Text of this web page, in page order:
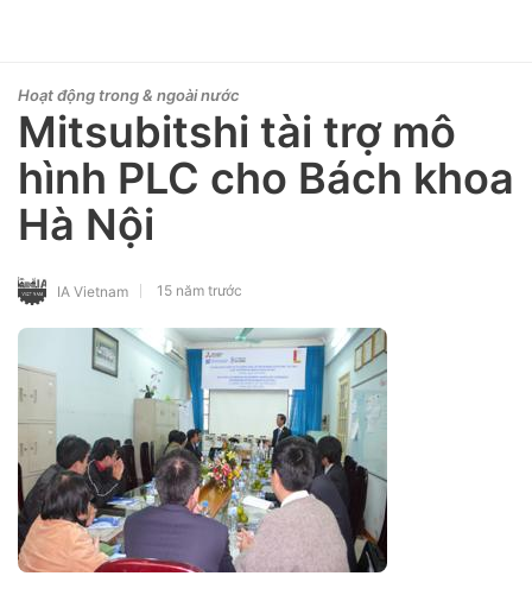
Hoạt động trong & ngoài nước
Mitsubitshi tài trợ mô
hình PLC cho Bách khoa
Hà Nội
IA Vietnam 15 năm trước